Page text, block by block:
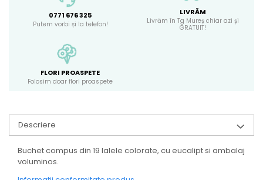
0771 676 325
Putem vorbi și la telefon!
LIVRĂM
Livrăm în Tg Mureș chiar azi și
GRATUIT!
FLORI PROASPETE
Folosim doar flori proaspete
Descriere
Buchet compus din 19 lalele colorate, cu eucalipt si ambalaj
voluminos.